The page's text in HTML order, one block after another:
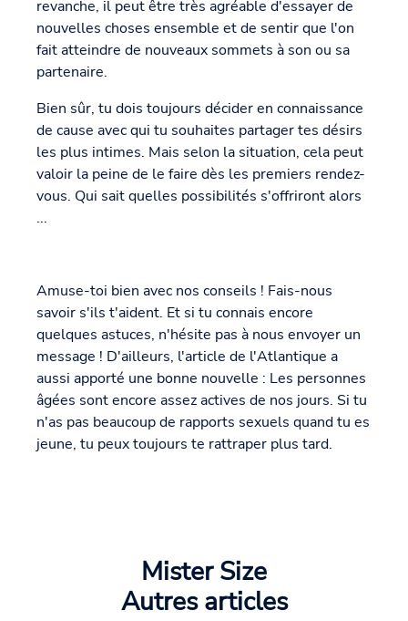
revanche, il peut être très agréable d'essayer de
nouvelles choses ensemble et de sentir que l'on
fait atteindre de nouveaux sommets à son ou sa
partenaire.
Bien sûr, tu dois toujours décider en connaissance
de cause avec qui tu souhaites partager tes désirs
les plus intimes. Mais selon la situation, cela peut
valoir la peine de le faire dès les premiers rendez-
vous. Qui sait quelles possibilités s'offriront alors
...
Amuse-toi bien avec nos conseils ! Fais-nous
savoir s'ils t'aident. Et si tu connais encore
quelques astuces, n'hésite pas à nous envoyer un
message ! D'ailleurs, l'article de l'Atlantique a
aussi apporté une bonne nouvelle : Les personnes
âgées sont encore assez actives de nos jours. Si tu
n'as pas beaucoup de rapports sexuels quand tu es
jeune, tu peux toujours te rattraper plus tard.
Mister Size
Autres articles